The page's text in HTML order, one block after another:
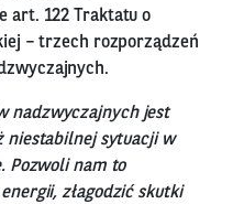
art. 122 Traktatu o
– trzech rozporządzeń
nadzwyczajnych jest
niestabilnej sytuacji w
Pozwoli nam to
złagodzić skutki